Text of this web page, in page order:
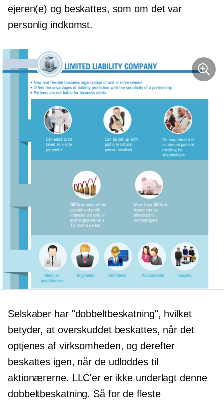
ejeren(e) og beskattes, som om det var
personlig indkomst.
Selskaber har "dobbeltbeskatning", hvilket
betyder, at overskuddet beskattes, når det
optjenes af virksomheden, og derefter
beskattes igen, når de udloddes til
aktionærerne. LLC'er er ikke underlagt denne
dobbeltbeskatning. Så for de fleste